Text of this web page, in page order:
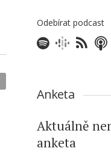
Odebírat podcast
Anketa
Aktuálně
anketa